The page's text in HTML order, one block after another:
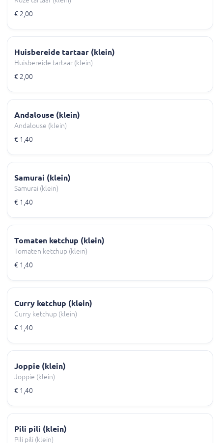
€ 2,00
Huisbereide tartaar (klein)
Huisbereide tartaar (klein)
€ 2,00
Andalouse (klein)
Andalouse (klein)
€ 1,40
Samurai (klein)
Samurai (klein)
€ 1,40
Tomaten ketchup (klein)
Tomaten ketchup (klein)
€ 1,40
Curry ketchup (klein)
Curry ketchup (klein)
€ 1,40
Joppie (klein)
Joppie (klein)
€ 1,40
Pili pili (klein)
Pili pili (klein)